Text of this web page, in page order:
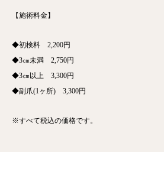
【施術料金】
◆初検料 2,200円
◆3㎝未満 2,750円
◆3㎝以上 3,300円
◆副爪(1ヶ所) 3,300円
※すべて税込の価格です。